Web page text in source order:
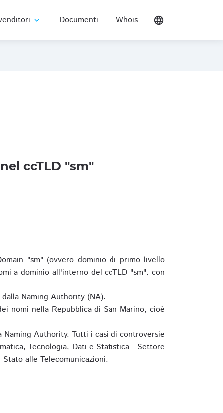
expand_more Documenti Whois language
ccTLD "sm"
"sm" (ovvero dominio di primo livello
a dominio all'interno del ccTLD "sm", con
Naming Authority (NA).
nomi nella Repubblica di San Marino, cioè
Authority. Tutti i casi di controversie
Tecnologia, Dati e Statistica - Settore
alle Telecomunicazioni.